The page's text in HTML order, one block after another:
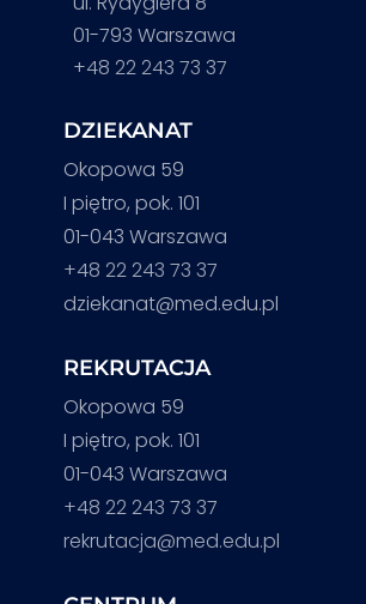
01-793 Warszawa
+48 22 243 73 37
DZIEKANAT
Okopowa 59
I piętro, pok. 101
01-043 Warszawa
+48 22 243 73 37
dziekanat@med.edu.pl
REKRUTACJA
Okopowa 59
I piętro, pok. 101
01-043 Warszawa
+48 22 243 73 37
rekrutacja@med.edu.pl